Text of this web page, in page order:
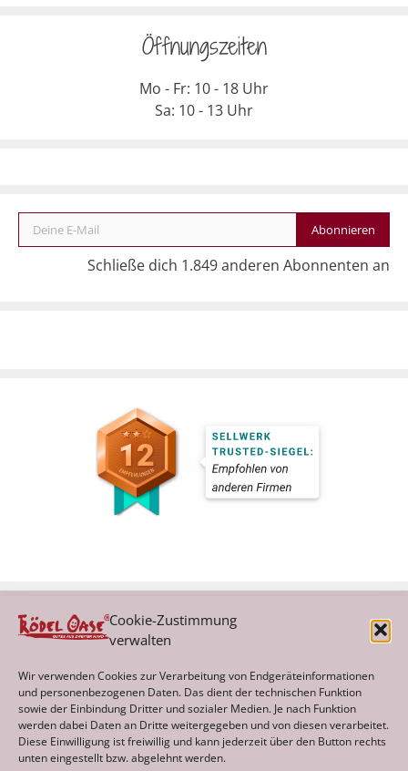
Cookie-Zustimmung
verwalten
Wir verwenden Cookies zur Verarbeitung von Endgeräteinformationen
und personenbezogenen Daten. Das dient der technischen Funktion
sowie der Einbindung Dritter und sozialer Medien. Je nach Funktion
werden dabei Daten an Dritte weitergegeben und von diesen verarbeitet.
Diese Einwilligung ist freiwillig und kann jederzeit über den Button rechts
unten eingestellt bzw. abgelehnt werden.
Öffnungszeiten
Mo - Fr: 10 - 18 Uhr
Sa: 10 - 13 Uhr
Deine E-Mail
Abonnieren
Schließe dich 1.849 anderen Abonnenten an
Archiv